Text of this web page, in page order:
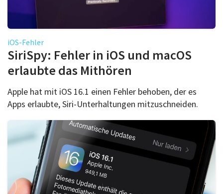
iOS-Fehler
SiriSpy: Fehler in iOS und macOS
erlaubte das Mithören
Apple hat mit iOS 16.1 einen Fehler behoben, der es
Apps erlaubte, Siri-Unterhaltungen mitzuschneiden.